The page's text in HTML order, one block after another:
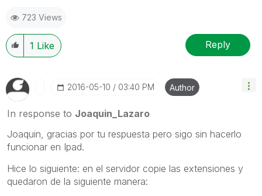
723 Views
1 Like Reply
‎2016-05-10 03:40 PM Author
In response to Joaquin_Lazaro
Joaquin, gracias por tu respuesta pero sigo sin hacerlo
funcionar en Ipad.
Hice lo siguiente: en el servidor copie las extensiones y
quedaron de la siguiente manera: